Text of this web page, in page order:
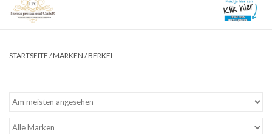
Neue Catering-Ausstattung
STARTSEITE /MARKEN /BERKEL